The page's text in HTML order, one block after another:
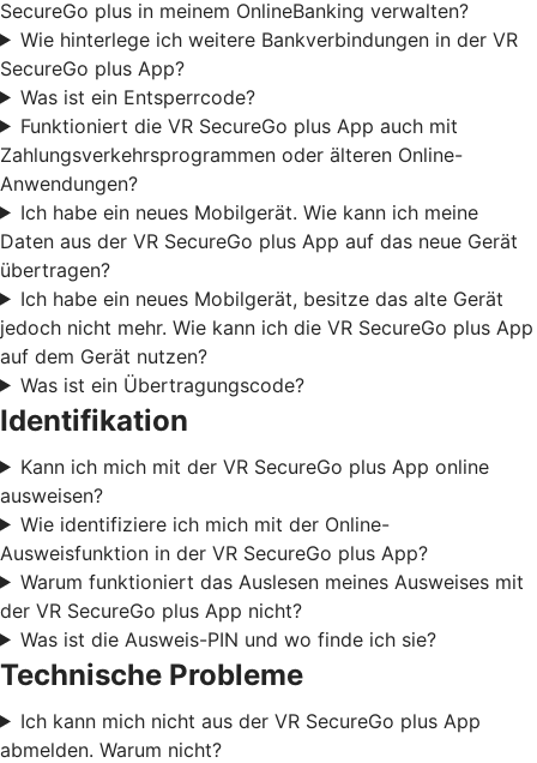
SecureGo plus in meinem OnlineBanking verwalten?
Wie hinterlege ich weitere Bankverbindungen in der VR
SecureGo plus App?
Was ist ein Entsperrcode?
Funktioniert die VR SecureGo plus App auch mit
Zahlungsverkehrsprogrammen oder älteren Online-
Anwendungen?
Ich habe ein neues Mobilgerät. Wie kann ich meine
Daten aus der VR SecureGo plus App auf das neue Gerät
übertragen?
Ich habe ein neues Mobilgerät, besitze das alte Gerät
jedoch nicht mehr. Wie kann ich die VR SecureGo plus App
auf dem Gerät nutzen?
Was ist ein Übertragungscode?
Identifikation
Kann ich mich mit der VR SecureGo plus App online
ausweisen?
Wie identifiziere ich mich mit der Online-
Ausweisfunktion in der VR SecureGo plus App?
Warum funktioniert das Auslesen meines Ausweises mit
der VR SecureGo plus App nicht?
Was ist die Ausweis-PIN und wo finde ich sie?
Technische Probleme
Ich kann mich nicht aus der VR SecureGo plus App
abmelden. Warum nicht?